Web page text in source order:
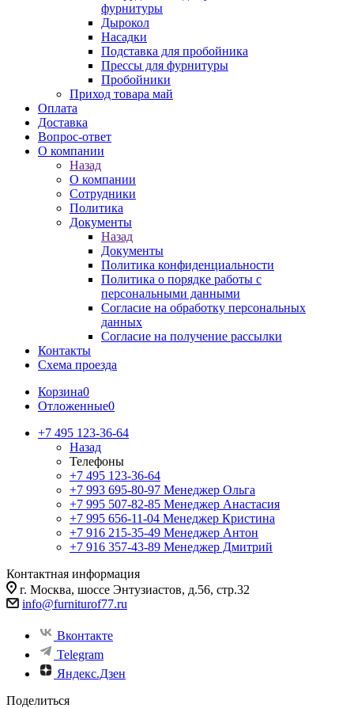
фурнитуры
Дырокол
Насадки
Подставка для пробойника
Прессы для фурнитуры
Пробойники
Приход товара май
Оплата
Доставка
Вопрос-ответ
О компании
Назад
О компании
Сотрудники
Политика
Документы
Назад
Документы
Политика конфиденциальности
Политика о порядке работы с
персональными данными
Согласие на обработку персональных
данных
Согласие на получение рассылки
Контакты
Схема проезда
Корзина0
Отложенные0
+7 495 123-36-64
Назад
Телефоны
+7 495 123-36-64
+7 993 695-80-97 Менеджер Ольга
+7 995 507-82-85 Менеджер Анастасия
+7 995 656-11-04 Менеджер Кристина
+7 916 215-35-49 Менеджер Антон
+7 916 357-43-89 Менеджер Дмитрий
Контактная информация
г. Москва, шоссе Энтузиастов, д.56, стр.32
info@furniturof77.ru
Вконтакте
Telegram
Яндекс.Дзен
Поделиться